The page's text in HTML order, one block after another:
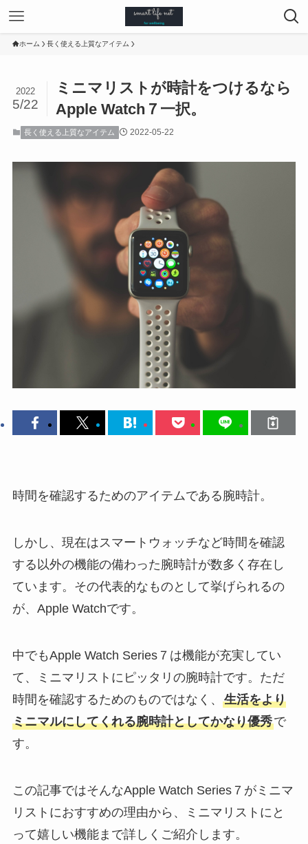
ホーム 長く使える上質なアイテム
ミニマリストが時計をつけるなら
Apple Watch７一択。
2022
5/22
長く使える上質なアイテム 2022-05-22
時間を確認するためのアイテムである腕時計。
しかし、現在はスマートウォッチなど時間を確認
する以外の機能の備わった腕時計が数多く存在し
ています。その代表的なものとして挙げられるの
が、Apple Watchです。
中でもApple Watch Series７は機能が充実してい
て、ミニマリストにピッタリの腕時計です。ただ
時間を確認するためのものではなく、 生活をより
ミニマルにしてくれる腕時計としてかなり優秀で
す。
この記事ではそんなApple Watch Series７がミニマ
リストにおすすめの理由から、ミニマリストにと
って嬉しい機能まで詳しくご紹介します。